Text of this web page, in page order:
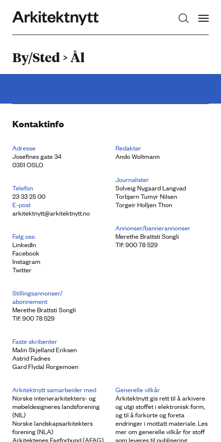
By/Sted > Ål
Kontaktinfo
Adresse
Josefines gate 34
0351 OSLO
Telefon
23 33 25 00
E-post
arkitektnytt@arkitektnytt.no
Følg oss:
LinkedIn
Facebook
Instagram
Twitter
Redaktør
Ando Woltmann
Journalister
Solveig Nygaard Langvad
Torbjørn Tumyr Nilsen
Torgeir Holljen Thon
Annonser/bannerannonser
Merethe Brattsti Songli
Tlf: 900 78 529
Stillingsannonser/
abonnement
Merethe Brattsti Songli
Tlf: 900 78 529
Faste skribenter
Malin Skjelland Eriksen
Astrid Fadnes
Gard Flydal Rorgemoen
Arkitektnytt samarbeider med
Norske interiørarkitekters- og
møbeldesigneres landsforening
(NIL)
Norske landskapsarkitekters
forening (NLA)
Arkitektenes Fagforbund (AFAG)
Generelle vilkår
Arkitektnytt gis rett til å arkivere
og utgi stoffet i elektronisk form,
og til å forkorte og foreta
endringer i mottatt materiale. Les
mer om generelle vilkår for stoff
som leveres til publisering.